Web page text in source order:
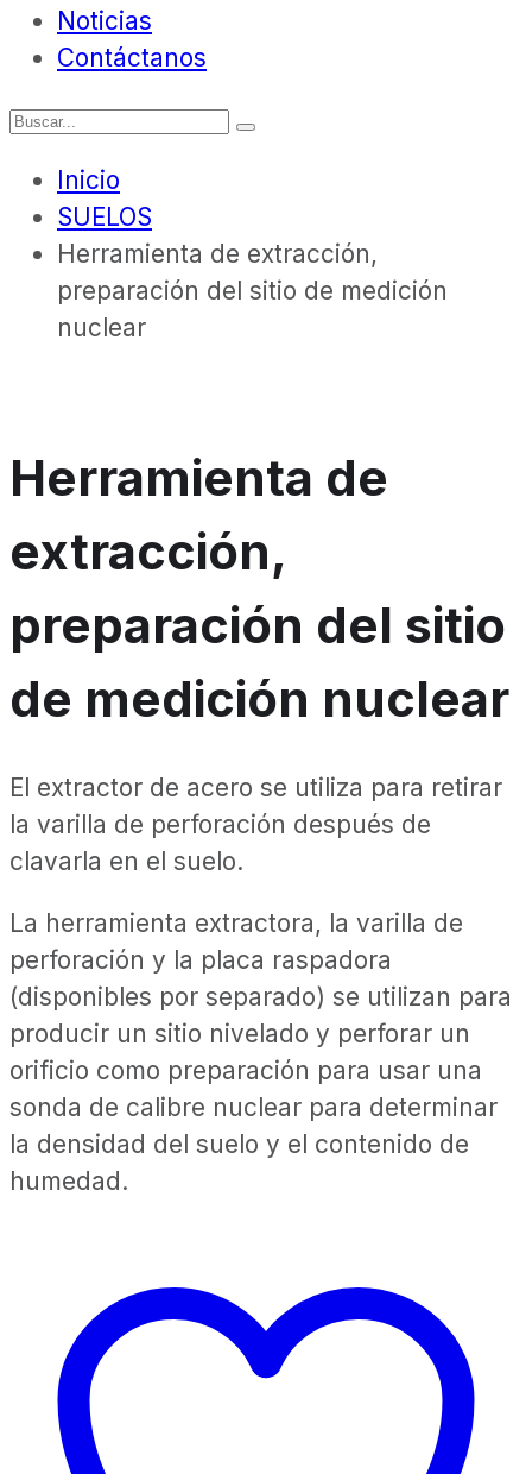
Noticias
Contáctanos
Inicio
SUELOS
Herramienta de extracción,
preparación del sitio de medición
nuclear
Herramienta de
extracción,
preparación del sitio
de medición nuclear
El extractor de acero se utiliza para retirar
la varilla de perforación después de
clavarla en el suelo.
La herramienta extractora, la varilla de
perforación y la placa raspadora
(disponibles por separado) se utilizan para
producir un sitio nivelado y perforar un
orificio como preparación para usar una
sonda de calibre nuclear para determinar
la densidad del suelo y el contenido de
humedad.